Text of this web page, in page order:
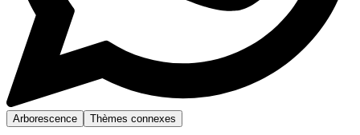
Arborescence Thèmes connexes